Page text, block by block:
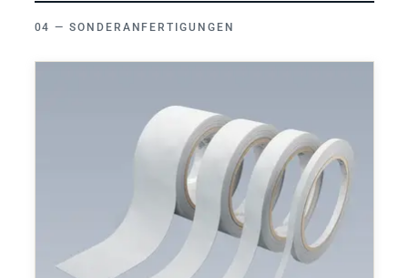
SONDERANFERTIGUNGEN